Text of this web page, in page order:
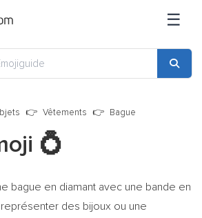
☰
Vêtements Bague
💍
bague en diamant avec une bande en
des bijoux ou une